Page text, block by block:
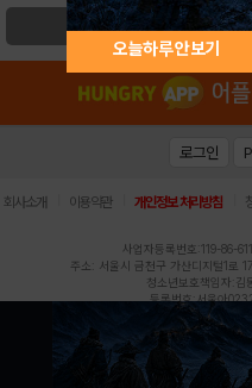
검색
오늘하루 안보기
로그인
회사소개 이용약관 개인정보 처리방침
사업자등록번호:119-86-
주소: 서울시 금천구 가산디지털1
청소년보호책임자:김
등록번호:서울아
발행인:(주)스마
헝그리앱의 콘텐츠 및 기사는 저작권법의
Copyright (c)